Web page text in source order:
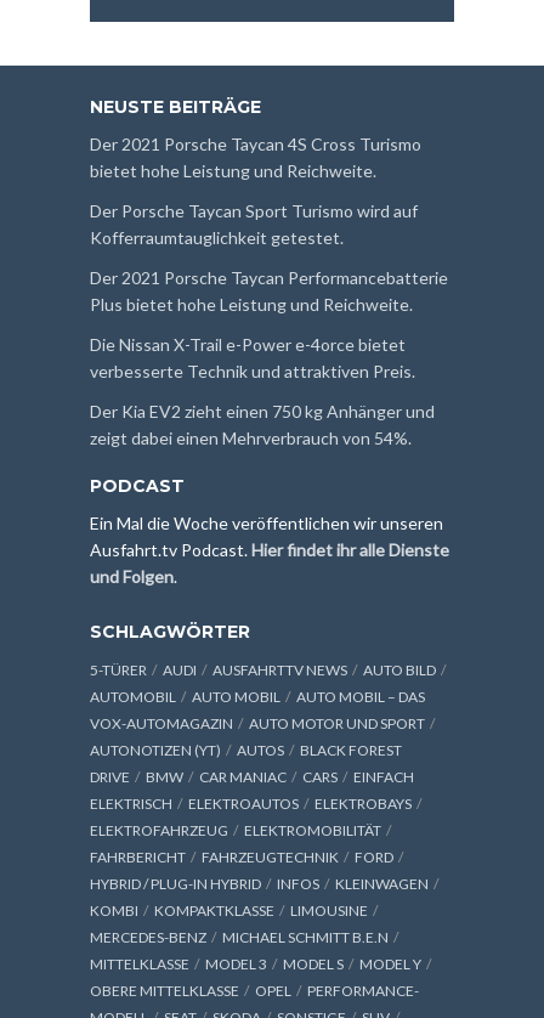
NEUSTE BEITRÄGE
Der 2021 Porsche Taycan 4S Cross Turismo
bietet hohe Leistung und Reichweite.
Der Porsche Taycan Sport Turismo wird auf
Kofferraumtauglichkeit getestet.
Der 2021 Porsche Taycan Performancebatterie
Plus bietet hohe Leistung und Reichweite.
Die Nissan X-Trail e-Power e-4orce bietet
verbesserte Technik und attraktiven Preis.
Der Kia EV2 zieht einen 750 kg Anhänger und
zeigt dabei einen Mehrverbrauch von 54%.
PODCAST
Ein Mal die Woche veröffentlichen wir unseren
Ausfahrt.tv Podcast.Hier findet ihr alle Dienste
und Folgen.
SCHLAGWÖRTER
5-TÜRER AUDI AUSFAHRTTV NEWS
AUTO BILD
AUTOMOBIL
AUTO MOBIL
AUTO MOBIL – DAS
VOX-AUTOMAGAZIN
AUTO MOTOR UND SPORT
AUTONOTIZEN (YT)
AUTOS
BLACK FOREST
DRIVE
BMW CAR MANIAC CARS
EINFACH
ELEKTRISCH
ELEKTROAUTOS
ELEKTROBAYS
ELEKTROFAHRZEUG
ELEKTROMOBILITÄT
FAHRBERICHT
FAHRZEUGTECHNIK
FORD
HYBRID / PLUG-IN HYBRID
INFOS
KLEINWAGEN
KOMBI
KOMPAKTKLASSE
LIMOUSINE
MERCEDES-BENZ
MICHAEL SCHMITT B.E.N
MITTELKLASSE
MODEL 3 MODEL S
MODEL Y
OBERE MITTELKLASSE
OPEL
PERFORMANCE-